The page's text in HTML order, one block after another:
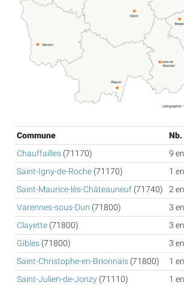
Commune Nb.
Chauffailles (71170) 9
Saint-Igny-de-Roche (71170) 1
Saint-Maurice-lès-Châteauneuf (71740) 2
Varennes-sous-Dun (71800) 3
Clayette (71800) 3
Gibles (71800) 3
Saint-Christophe-en-Brionnais (71800) 1
Saint-Julien-de-Jonzy (71110) 1